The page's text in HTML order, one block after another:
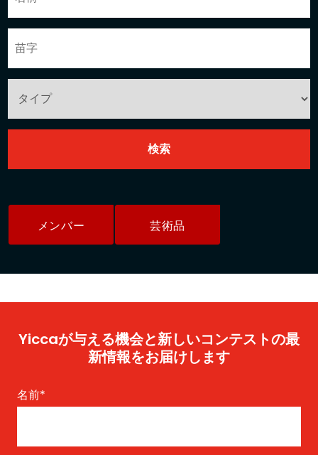
メンバー 芸術品
Yiccaが与える機会と新しいコンテストの最
新情報をお届けします
名前*